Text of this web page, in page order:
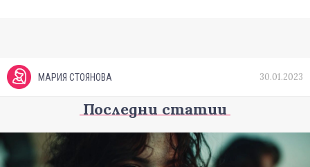
МАРИЯ СТОЯНОВА 30.01.2023
Последни статии